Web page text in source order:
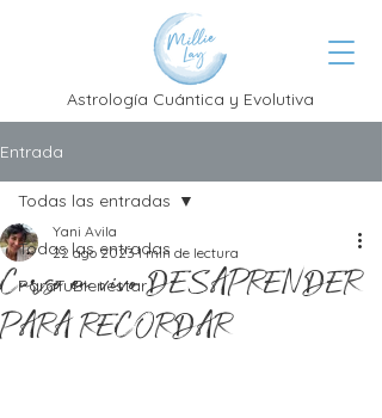
Astrología Cuántica y Evolutiva
Entrada
Todas las entradas
ParaTuBienestar
Todas las entradas
Curso en vivo DESAPRENDER
PARA RECORDAR
Yani Avila
22 ago 20231 min de lectura